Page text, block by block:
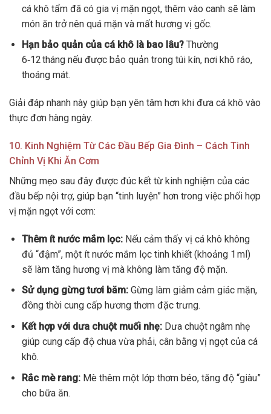
cá khô tẩm đã có gia vị mặn ngọt, thêm vào canh sẽ làm
món ăn trở nên quá mặn và mất hương vị gốc.
Hạn bảo quản của cá khô là bao lâu?Thường
6‑12 tháng nếu được bảo quản trong túi kín, nơi khô ráo,
thoáng mát.
Giải đáp nhanh này giúp bạn yên tâm hơn khi đưa cá khô vào
thực đơn hàng ngày.
10. Kinh Nghiệm Từ Các Đầu Bếp Gia Đình – Cách Tinh
Chỉnh Vị Khi Ăn Cơm
Những mẹo sau đây được đúc kết từ kinh nghiệm của các
đầu bếp nội trợ, giúp bạn “tinh luyện” hơn trong việc phối hợp
vị mặn ngọt với cơm:
Thêm ít nước mắm lọc:Nếu cảm thấy vị cá khô không
đủ “đậm”, một ít nước mắm lọc tinh khiết (khoảng 1 ml)
sẽ làm tăng hương vị mà không làm tăng độ mặn.
Sử dụng gừng tươi băm:Gừng làm giảm cảm giác mặn,
đồng thời cung cấp hương thơm đặc trưng.
Kết hợp với dưa chuột muối nhẹ:Dưa chuột ngâm nhẹ
giúp cung cấp độ chua vừa phải, cân bằng vị ngọt của cá
khô.
Rắc mè rang:Mè thêm một lớp thơm béo, tăng độ “giàu”
cho bữa ăn.